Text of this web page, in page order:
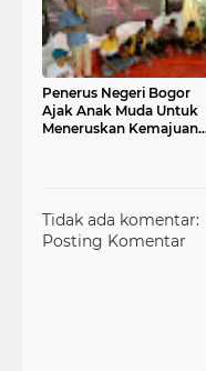
Penerus Negeri Bogor
Ajak Anak Muda Untuk
Meneruskan Kemajuan
Tidak ada komentar:
Posting Komentar